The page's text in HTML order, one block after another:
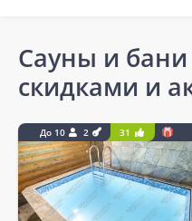
Сауны и
скидками и
До 10 2 31